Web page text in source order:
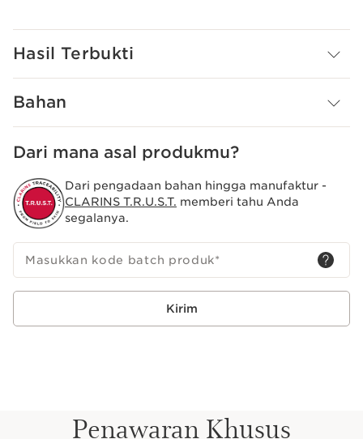
lembut dengan manfaat yang teruji. 9% kandungan
pewangi dalam Gentle Foaming Cleanser kami juga
untuk kosmetik. *Metode pengujian OECD 301B
Clarins Plus
Clarins membuat pembersih dengan beragam warna
sesuai jenis kulit. Pilih yang warna hijau untuk kulit
kombinasi sampai berminyak.
Hasil Terbukti
Bahan
Dari mana asal produkmu?
Dari pengadaan bahan hingga manufaktur -
CLARINS T.R.U.S.T. memberi tahu Anda
segalanya.
Masukkan kode batch produk*
Kirim
Penawaran Khusus